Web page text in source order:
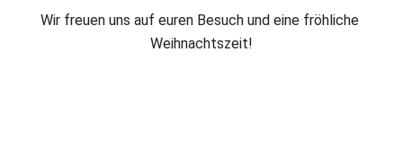
Wir freuen uns auf euren Besuch und eine fröhliche
Weihnachtszeit!